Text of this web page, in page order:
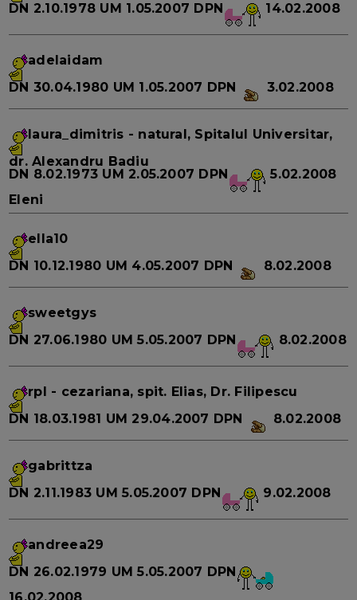
DN 2.10.1978 UM 1.05.2007 DPN 14.02.2008
adelaidam
DN 30.04.1980 UM 1.05.2007 DPN 3.02.2008
laura_dimitris - natural, Spitalul Universitar,
dr. Alexandru Badiu
DN 8.02.1973 UM 2.05.2007 DPN
5.02.2008
Eleni
ella10
DN 10.12.1980 UM 4.05.2007 DPN 8.02.2008
sweetgys
DN 27.06.1980 UM 5.05.2007 DPN 8.02.2008
rpl - cezariana, spit. Elias, Dr. Filipescu
DN 18.03.1981 UM 29.04.2007 DPN 8.02.2008
gabrittza
DN 2.11.1983 UM 5.05.2007 DPN 9.02.2008
andreea29
DN 26.02.1979 UM 5.05.2007 DPN